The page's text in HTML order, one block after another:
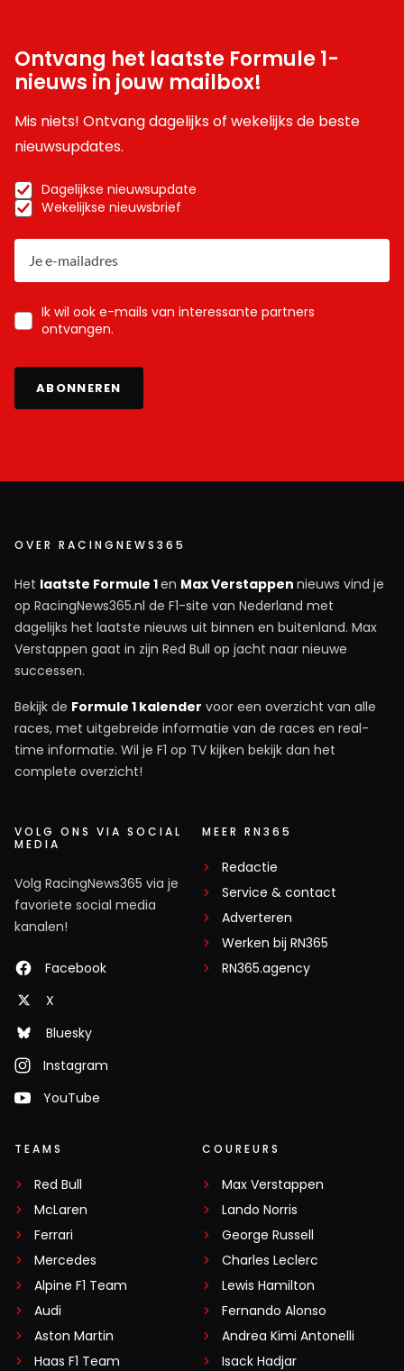
Ontvang het laatste Formule 1-
nieuws in jouw mailbox!
Mis niets! Ontvang dagelijks of wekelijks de beste
nieuwsupdates.
Dagelijkse nieuwsupdate
Wekelijkse nieuwsbrief
Ik wil ook e-mails van interessante partners
ontvangen.
ABONNEREN
OVER RACINGNEWS365
Het laatste Formule 1en Max Verstappen nieuws vind je
op RacingNews365.nl de F1-site van Nederland met
dagelijks het laatste nieuws uit binnen en buitenland. Max
Verstappen gaat in zijn Red Bull op jacht naar nieuwe
successen.
Bekijk de Formule 1 kalender voor een overzicht van alle
races, met uitgebreide informatie van de races en real-
time informatie. Wil je F1 op TV kijken bekijk dan het
complete overzicht!
VOLG ONS VIA SOCIAL
MEDIA
Volg RacingNews365 via je
favoriete social media
kanalen!
Facebook
X
Bluesky
Instagram
YouTube
MEER RN365
Redactie
Service & contact
Adverteren
Werken bij RN365
RN365.agency
TEAMS
Red Bull
McLaren
Ferrari
Mercedes
Alpine F1 Team
Audi
Aston Martin
Haas F1 Team
COUREURS
Max Verstappen
Lando Norris
George Russell
Charles Leclerc
Lewis Hamilton
Fernando Alonso
Andrea Kimi Antonelli
Isack Hadjar